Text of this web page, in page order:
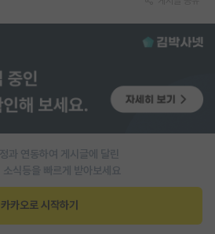
과 연동하여 게시글에 달린
소식등을 빠르게 받아보세요
카카오로 시작하기